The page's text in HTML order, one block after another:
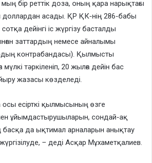
бір реттік доза, оның қара нарықтағы
доллардан асады. ҚР ҚК-нің 286-бабы
дейінгі іс жүргізу басталды
заттардың немесе айналымы
контрабандасы). Қылмысты
тәркіленіп, 20 жылға дейін бас
жазасы көзделеді.
осы есірткі қылмысының өзге
ұйымдастырушыларын, сондай-ақ
басқа да ықтимал арналарын анықтау
– деді Асқар Мұхаметқалиев.